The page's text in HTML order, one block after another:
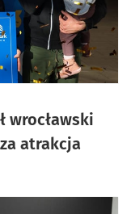
wrocławski
atrakcja